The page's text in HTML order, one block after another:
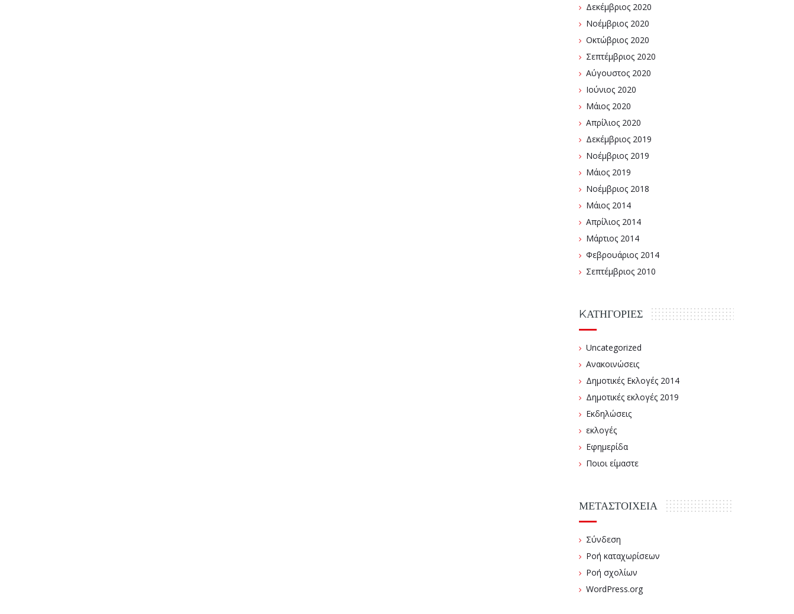
Δεκέμβριος 2020
Νοέμβριος 2020
Οκτώβριος 2020
Σεπτέμβριος 2020
Αύγουστος 2020
Ιούνιος 2020
Μάιος 2020
Απρίλιος 2020
Δεκέμβριος 2019
Νοέμβριος 2019
Μάιος 2019
Νοέμβριος 2018
Μάιος 2014
Απρίλιος 2014
Μάρτιος 2014
Φεβρουάριος 2014
Σεπτέμβριος 2010
KΑΤΗΓΟΡΊΕΣ
Uncategorized
Ανακοινώσεις
Δημοτικές Εκλογές 2014
Δημοτικές εκλογές 2019
Εκδηλώσεις
εκλογές
Εφημερίδα
Ποιοι είμαστε
ΜΕΤΑΣΤΟΙΧΕΊΑ
Σύνδεση
Ροή καταχωρίσεων
Ροή σχολίων
WordPress.org